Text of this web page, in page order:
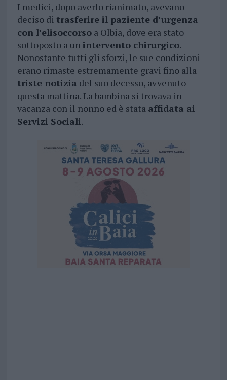
I medici, dopo averlo rianimato, avevano
deciso di trasferire il paziente d’urgenza
con l’elisoccorsoa Olbia, dove era stato
sottoposto a unintervento chirurgico.
Nonostante tutti gli sforzi, le sue condizioni
erano rimaste estremamente gravi fino alla
triste notizia del suo decesso, avvenuto
questa mattina. La bambina si trovava in
vacanza con il nonno ed è stata affidata ai
Servizi Sociali.